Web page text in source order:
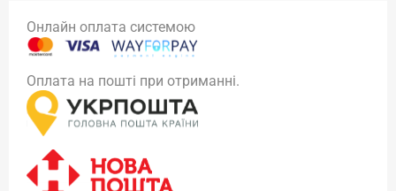
Онлайн оплата системою
Оплата на пошті при отриманні.